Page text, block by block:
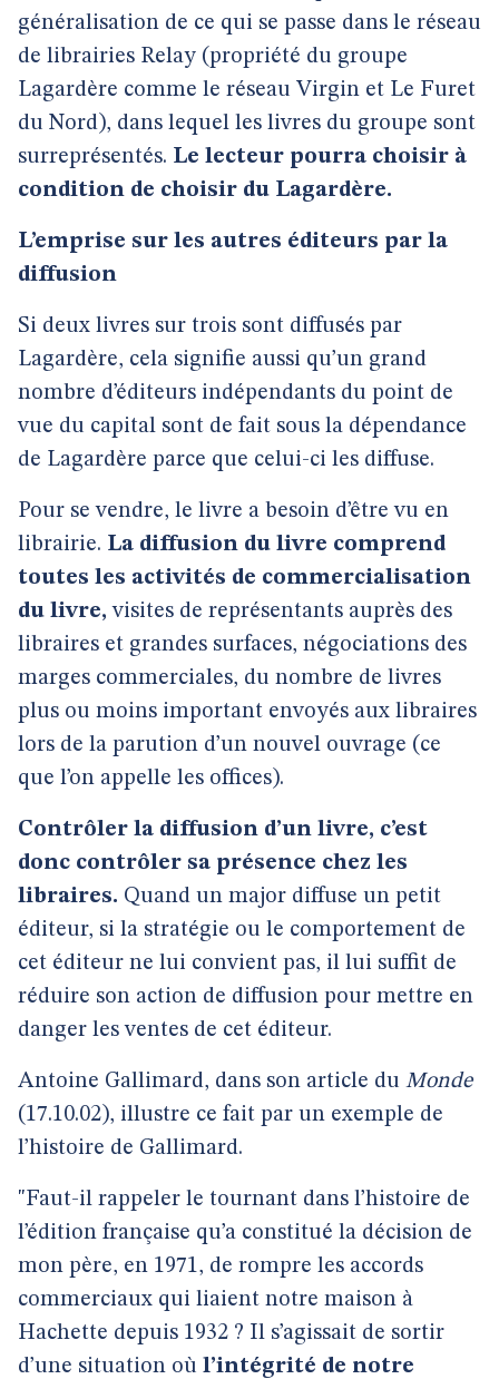
généralisation de ce qui se passe dans le réseau
de librairies Relay (propriété du groupe
Lagardère comme le réseau Virgin et Le Furet
du Nord), dans lequel les livres du groupe sont
surreprésentés. Le lecteur pourra choisir à
condition de choisir du Lagardère.
L’emprise sur les autres éditeurs par la
diffusion
Si deux livres sur trois sont diffusés par
Lagardère, cela signifie aussi qu’un grand
nombre d’éditeurs indépendants du point de
vue du capital sont de fait sous la dépendance
de Lagardère parce que celui-ci les diffuse.
Pour se vendre, le livre a besoin d’être vu en
librairie. La diffusion du livre comprend
toutes les activités de commercialisation
du livre, visites de représentants auprès des
libraires et grandes surfaces, négociations des
marges commerciales, du nombre de livres
plus ou moins important envoyés aux libraires
lors de la parution d’un nouvel ouvrage (ce
que l’on appelle les offices).
Contrôler la diffusion d’un livre, c’est
donc contrôler sa présence chez les
libraires. Quand un major diffuse un petit
éditeur, si la stratégie ou le comportement de
cet éditeur ne lui convient pas, il lui suffit de
réduire son action de diffusion pour mettre en
danger les ventes de cet éditeur.
Antoine Gallimard, dans son article du Monde
(17.10.02), illustre ce fait par un exemple de
l’histoire de Gallimard.
"Faut-il rappeler le tournant dans l’histoire de
l’édition française qu’a constitué la décision de
mon père, en 1971, de rompre les accords
commerciaux qui liaient notre maison à
Hachette depuis 1932 ? Il s’agissait de sortir
d’une situation où l’intégrité de notre